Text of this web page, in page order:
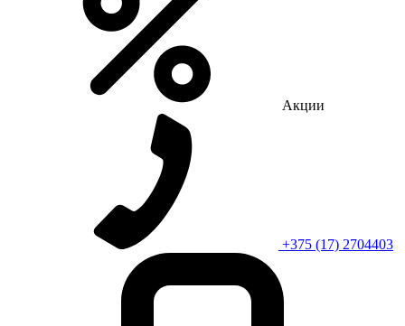
Акции
+375 (17) 2704403